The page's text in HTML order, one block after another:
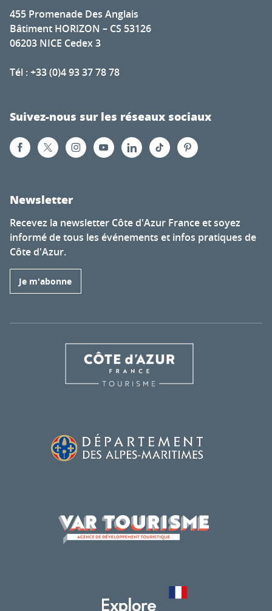
455 Promenade Des Anglais
Bâtiment HORIZON – CS 53126
06203 NICE Cedex 3
Tél : +33 (0)4 93 37 78 78
Suivez-nous sur les réseaux sociaux
Newsletter
Recevez la newsletter Côte d'Azur France et soyez
informé de tous les événements et infos pratiques de
Côte d'Azur.
Je m'abonne